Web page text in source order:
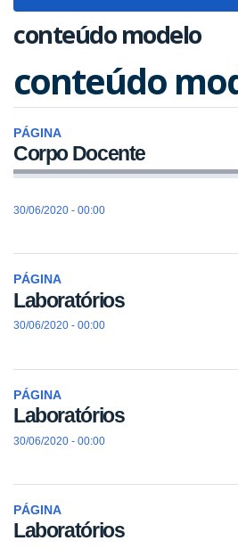
conteúdo modelo
conteúdo
PÁGINA
Corpo Docente
30/06/2020 - 00:00
PÁGINA
Laboratórios
30/06/2020 - 00:00
PÁGINA
Laboratórios
30/06/2020 - 00:00
PÁGINA
Laboratórios